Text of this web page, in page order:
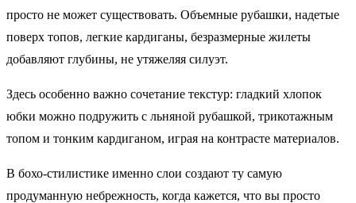
просто не может существовать. Объемные рубашки, надетые
поверх топов, легкие кардиганы, безразмерные жилеты
добавляют глубины, не утяжеляя силуэт.
Здесь особенно важно сочетание текстур: гладкий хлопок
юбки можно подружить с льняной рубашкой, трикотажным
топом и тонким кардиганом, играя на контрасте материалов.
В бохо-стилистике именно слои создают ту самую
продуманную небрежность, когда кажется, что вы просто